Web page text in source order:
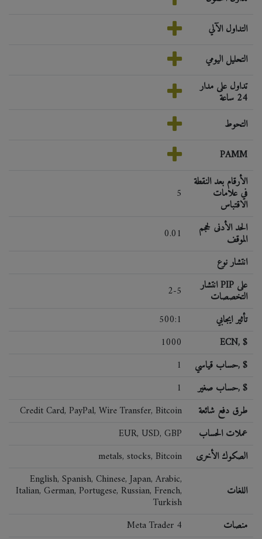
التداول الآلي
التحليل اليومي
تداول على مدار
24 ساعة
التحوط
PAMM
5
الأرقام بعد النقطة
في علامات
الاقتباس
0.01
الحد الأدنى لحجم
الموقف
انتشار نوع
2-5
انتشار PIP على
التخصصات
500:1
تأثير ايجابي
1000
ECN, $
1
حساب قياسي, $
1
حساب صغير, $
Credit Card, PayPal, Wire Transfer, Bitcoin
طرق دفع شائعة
EUR, USD, GBP
عملات الحساب
metals, stocks, Bitcoin
الصكوك الأخرى
English, Spanish, Chinese, Japan, Arabic,
Italian, German, Portugese, Russian, French,
Turkish
اللغات
Meta Trader 4
منصات